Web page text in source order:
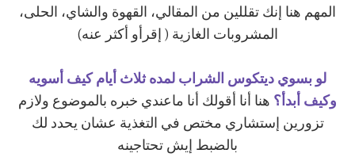
المهم هنا إنك تقللين من المقالي، القهوة والشاي، الحلى،
المشروبات الغازية ( إقرأو أكثر عنه)
لو بسوي ديتكوس الشراب لمده ثلاث أيام كيف أسويه
وكيف أبدأ؟ هنا أنا أقولك أنا ماعندي خبره بالموضوع ولازم
تزورين إستشاري مختص في التغذية عشان يحدد لك
بالضبط إيش تحتاجينه